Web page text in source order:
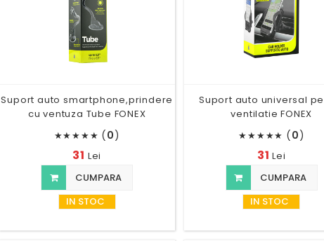
Suport auto smartphone,prindere
cu ventuza Tube FONEX
★★★★★ (0)
31 Lei
CUMPARA
IN STOC
Suport auto universal
ventilatie FONEX
★★★★★ (0)
31Lei
CUMPARA
IN STOC